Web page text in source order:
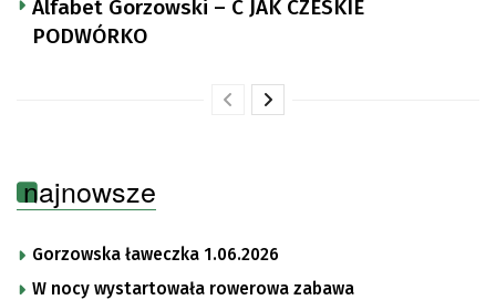
Alfabet Gorzowski – C JAK CZESKIE
PODWÓRKO
najnowsze
Gorzowska ławeczka 1.06.2026
W nocy wystartowała rowerowa zabawa